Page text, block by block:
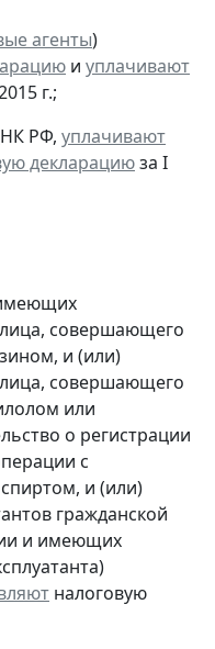
агенты)
и уплачивают
г.;
НК РФ, уплачивают
декларациюза I
лица, совершающего
и (или)
лица, совершающего
или
о регистрации
с
и (или)
гражданской
и имеющих
налоговую